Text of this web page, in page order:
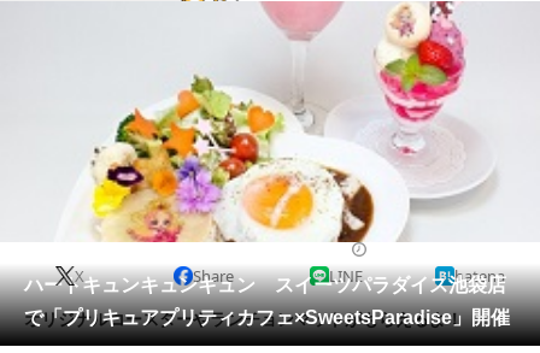
ニュース
地域
教育・育児
リサーチ
会員記事
メディア
ハートキュンキュンキュン スイーツパラダイス池袋店
で「プリキュアプリティカフェ×SweetsParadise」開催
X Share LINE hatena
オリジナルコースターやランチョンマットがもらえるよ！